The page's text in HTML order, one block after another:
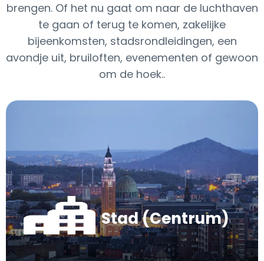
brengen. Of het nu gaat om naar de luchthaven
te gaan of terug te komen, zakelijke
bijeenkomsten, stadsrondleidingen, een
avondje uit, bruiloften, evenementen of gewoon
om de hoek..
Stad (Centrum)